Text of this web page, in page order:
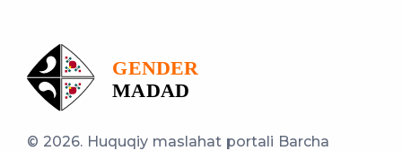
© 2026. Huquqiy maslahat portali Barcha